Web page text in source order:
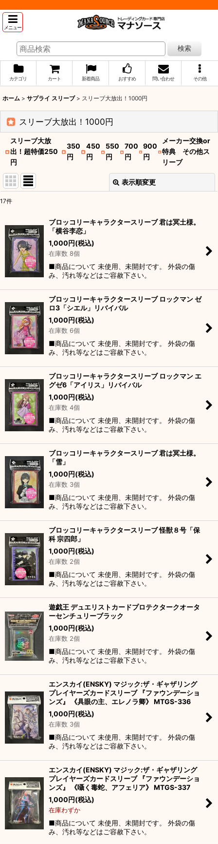
メニュー
検索
カテゴリ カート 新着商品 おすすめ 問い合わせ その他
ホーム > サプライ スリーブ > スリーブ大放出！1000円
スリーブ大放出！1000円
スリーブ大放
出！超特価250
円
350
円
450
円
550
円
700
円
900
円
メーカー交換or
特典 その他ス
リーブ
表示順変更
並び順:
絞り込む
17件
ブロッコリーキャラクタースリーブ 君は冥土様。
「横谷李恋」
1,000円(税込)
在庫数 8個
■商品について 未使用、未開封です。 外袋の傷
み、汚れ等などはご容赦下さい。
ブロッコリーキャラクタースリーブ ロックマン ゼ
ロ3「シエル」リバイバル
1,000円(税込)
在庫数 6個
■商品について 未使用、未開封です。 外袋の傷
み、汚れ等などはご容赦下さい。
ブロッコリーキャラクタースリーブ ロックマン エ
グゼ6「アイリス」リバイバル
1,000円(税込)
在庫数 4個
■商品について 未使用、未開封です。 外袋の傷
み、汚れ等などはご容赦下さい。
ブロッコリーキャラクタースリーブ 君は冥土様。
「雪」
1,000円(税込)
在庫数 3個
■商品について 未使用、未開封です。 外袋の傷
み、汚れ等などはご容赦下さい。
ブロッコリーキャラクタースリーブ 怪獣８号「保
科 宗四郎」
1,000円(税込)
在庫数 2個
■商品について 未使用、未開封です。 外袋の傷
み、汚れ等などはご容赦下さい。
遊戯王 デュエリストカードプロテクタークオータ
ーセンチュリーブラック
1,000円(税込)
在庫数 2個
■商品について 未使用、未開封です。 外袋の傷
み、汚れ等などはご容赦下さい。
エンスカイ(ENSKY) マジック:ザ・ギャザリング
プレイヤーズカードスリーブ 『ファウンデーショ
ンズ』 《具眼の主、エレノラ卿》 MTGS-336
1,000円(税込)
在庫数 3個
■商品について 未使用、未開封です。 外袋の傷
み、汚れ等などはご容赦下さい。
エンスカイ(ENSKY) マジック:ザ・ギャザリング
プレイヤーズカードスリーブ 『ファウンデーショ
ンズ』 《囁く毒蛇、アフェリア》 MTGS-337
1,000円(税込)
在庫わずか
■商品について 未使用、未開封です。 外袋の傷
み、汚れ等などはご容赦下さい。